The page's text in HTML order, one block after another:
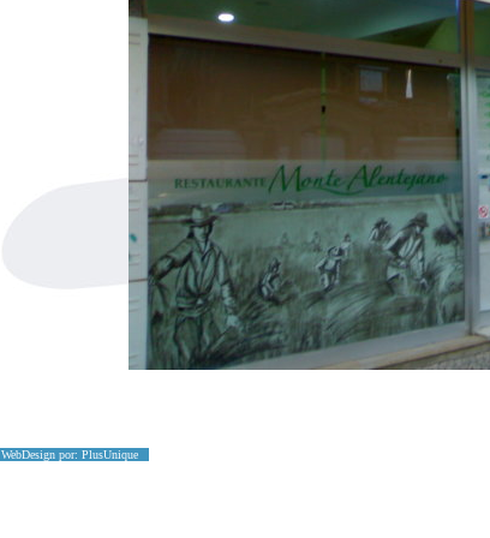
WebDesign por: PlusUnique